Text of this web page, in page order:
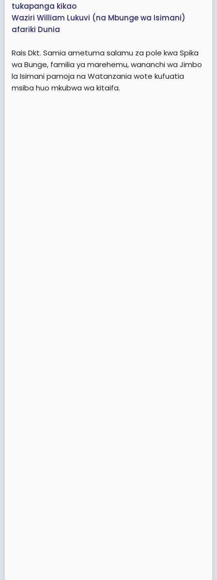
tukapanga kikao
Waziri William Lukuvi (na Mbunge wa Isimani)
afariki Dunia
Rais Dkt. Samia ametuma salamu za pole kwa Spika
wa Bunge, familia ya marehemu, wananchi wa Jimbo
la Isimani pamoja na Watanzania wote kufuatia
msiba huo mkubwa wa kitaifa.